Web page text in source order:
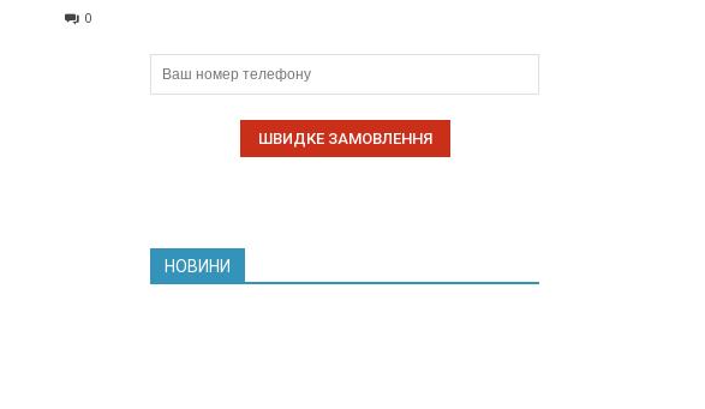
0
НОВИНИ